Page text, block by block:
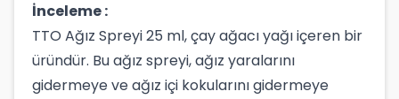
İnceleme :
TTO Ağız Spreyi 25 ml, çay ağacı yağı içeren bir
üründür. Bu ağız spreyi, ağız yaralarını
gidermeye ve ağız içi kokularını gidermeye